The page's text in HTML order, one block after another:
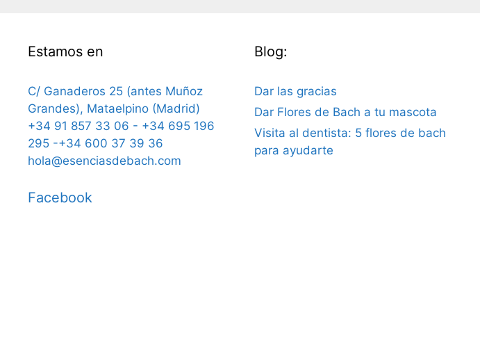
Estamos en
C/ Ganaderos 25 (antes Muñoz
Grandes), Mataelpino (Madrid)
+34 91 857 33 06 - +34 695 196
295 -+34 600 37 39 36
hola@esenciasdebach.com
Facebook
Blog:
Dar las gracias
Dar Flores de Bach a tu mascota
Visita al dentista: 5 flores de bach
para ayudarte